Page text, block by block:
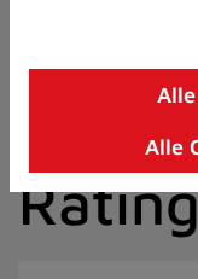
8)
I)
der Alle